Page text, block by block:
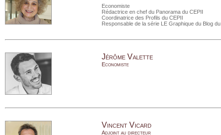
Economiste
Rédactrice en chef du Panorama du CEPII
Coordinatrice des Profils du CEPII
Responsable de la série LE Graphique du Blog
Jérôme Valette
Economiste
Vincent Vicard
Adjoint au directeur